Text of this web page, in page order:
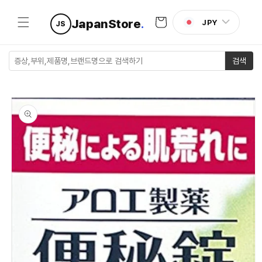
건너뛰기
JS JapanStore.
트
JPY
검색
제품 정보
로 건너뛰
기